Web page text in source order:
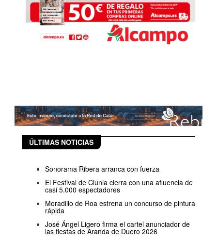
ÚLTIMAS NOTICIAS
Sonorama Ribera arranca con fuerza
El Festival de Clunia cierra con una afluencia de
casi 5.000 espectadores
Moradillo de Roa estrena un concurso de pintura
rápida
José Ángel Ligero firma el cartel anunciador de
las fiestas de Aranda de Duero 2026